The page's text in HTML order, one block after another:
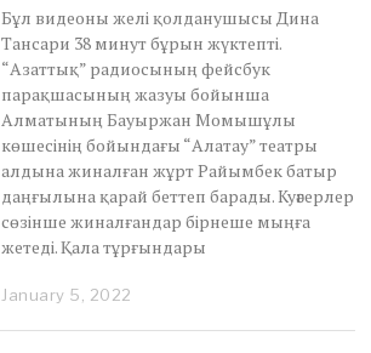
Бұл видеоны желі қолданушысы Дина
Тансари 38 минут бұрын жүктепті.
“Азаттық” радиосының фейсбук
парақшасының жазуы бойынша
Алматының Бауыржан Момышұлы
көшесінің бойындағы “Алатау” театры
алдына жиналған жұрт Райымбек батыр
даңғылына қарай беттеп барады. Куәгерлер
сөзінше жиналғандар бірнеше мыңға
жетеді. Қала тұрғындары
January 5, 2022